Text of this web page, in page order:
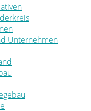
Unternehmen